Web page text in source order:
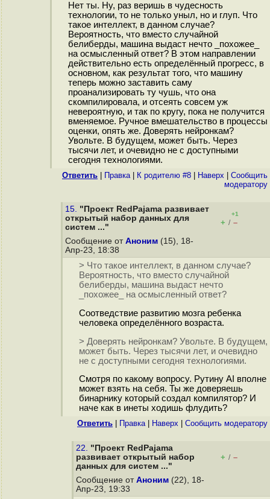
Нет ты. Ну, раз веришь в чудесность
технологии, то не только уныл, но и глуп. Что
такое интеллект, в данном случае?
Вероятность, что вместо случайной
белиберды, машина выдаст нечто _похожее_
на осмысленный ответ? В этом направлении
действительно есть определённый прогресс, в
основном, как результат того, что машину
теперь можно заставить саму
проанализировать ту чушь, что она
скомпилировала, и отсеять совсем уж
невероятную, и так по кругу, пока не получится
вменяемое. Ручное вмешательство в процессы
оценки, опять же. Доверять нейронкам?
Увольте. В будущем, может быть. Через
тысячи лет, и очевидно не с доступными
сегодня технологиями.
Ответить Правка| К родителю #8 Наверх
Cообщить
модератору
15. "Проект RedPajama развивает
открытый набор данных для
систем ..."
+1
+ / –
Сообщение от Аноним (15), 18-
Апр-23, 18:38
> Что такое интеллект, в данном случае?
Вероятность, что вместо случайной
белиберды, машина выдаст нечто
_похожее_ на осмысленный ответ?
Соотведствие развитию мозга ребенка
человека определённого возраста.
> Доверять нейронкам? Увольте. В будущем,
может быть. Через тысячи лет, и очевидно
не с доступными сегодня технологиями.
Смотря по какому вопросу. Рутину AI вполне
может взять на себя. Ты же доверяешь
бинарнику который создал компилятор? И
наче как в инеты ходишь флудить?
Ответить Правка| Наверх Cообщить модератору
22. "Проект RedPajama
развивает открытый набор
данных для систем ..."
+ / –
Сообщение от Аноним (22), 18-
Апр-23, 19:33